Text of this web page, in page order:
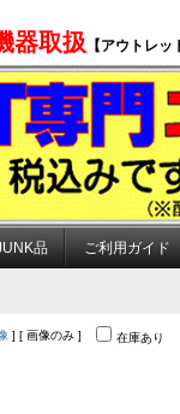
器取扱 【アウトレ
品 ご利用ガイド
] [ 画像のみ ] 在庫あり